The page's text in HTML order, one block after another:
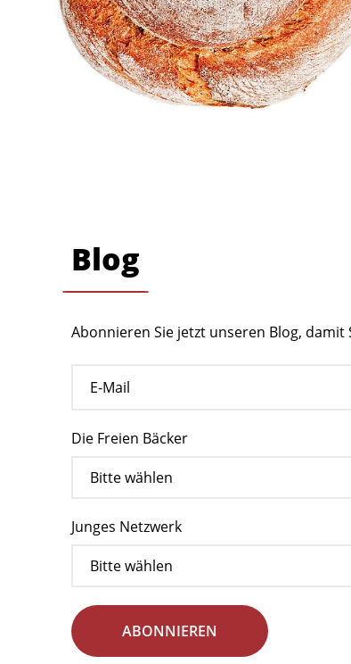
Blog
Abonnieren Sie jetzt unseren Blog, damit
Die Freien Bäcker
Junges Netzwerk
ABONNIEREN